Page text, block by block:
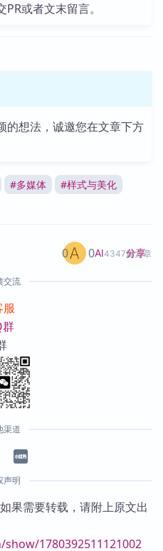
或者文末留言。
的想法，诚邀您在文章下方
#多媒体 #样式与美化
AI4347篇文章
0 0 分享
交流
服
群
渠道
声明
果需要转载，请附上原文出
1780392511121002